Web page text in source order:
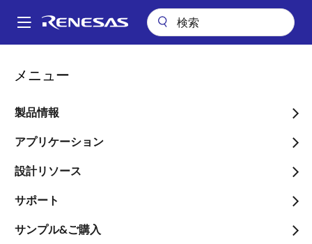
ン
Main
メニュー
製品情報
アプリケーション
設計リソース
サポート
サンプル&ご購入
パ
ン
く
ず
その場所はベクタテーブルの中で示されていることを